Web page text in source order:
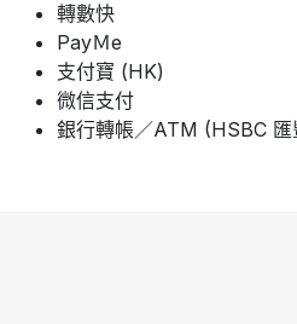
轉數快
PayＭe
支付寶 (HK)
微信支付
銀行轉帳／ATM (HSBC 匯